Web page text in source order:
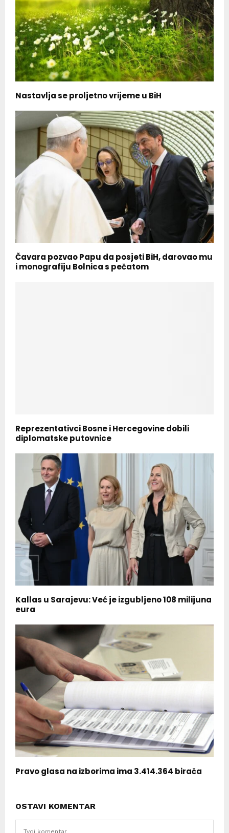
Nastavlja se proljetno vrijeme u BiH
Čavara pozvao Papu da posjeti BiH, darovao mu
i monografiju Bolnica s pečatom
Reprezentativci Bosne i Hercegovine dobili
diplomatske putovnice
Kallas u Sarajevu: Već je izgubljeno 108 milijuna
eura
Pravo glasa na izborima ima 3.414.364 birača
OSTAVI KOMENTAR